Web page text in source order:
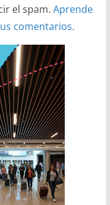
el spam. Aprende
comentarios.